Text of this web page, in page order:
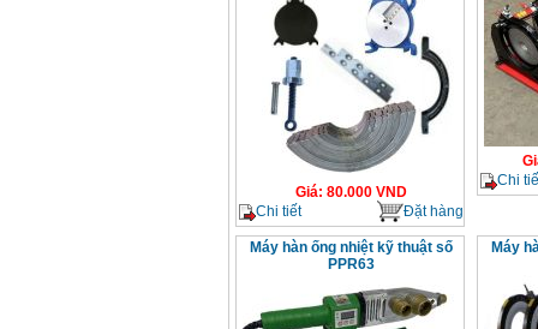
Giá: 80.000 VND
Chi tiết
Đặt hàng
Chi
Máy hàn ống nhiệt kỹ thuật số
PPR63
Máy